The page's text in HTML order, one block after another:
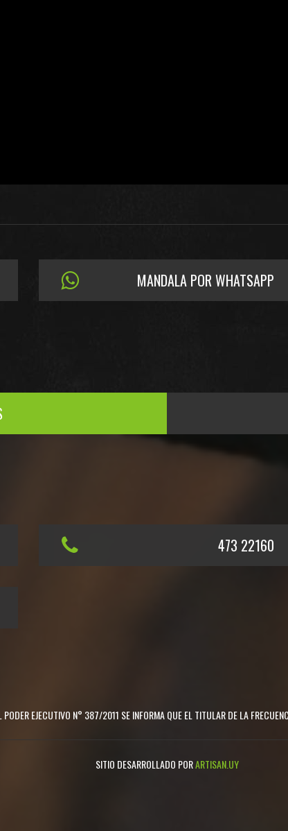
MANDALA POR WHATSAPP
473 22160
EJECUTIVO N° 387/2011 SE INFORMA QUE EL TITULAR DE LA
SITIO DESARROLLADO PORARTISAN.UY